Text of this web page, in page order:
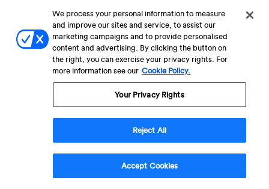
Latest Trends in Customer
Engagement
We process your personal information to measure
and improve our sites and service, to assist our
marketing campaigns and to provide personalised
content and advertising. By clicking the button on
the right, you can exercise your privacy rights. For
more information see our Cookie Policy.
Your Privacy Rights
Reject All
Accept Cookies